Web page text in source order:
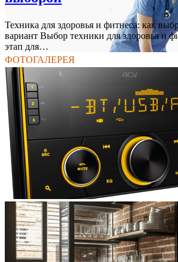
Техника для здоровья и фитнеса: как
вариант Выбор техники для здоровья и
этап для…
ФОТОГАЛЕРЕЯ